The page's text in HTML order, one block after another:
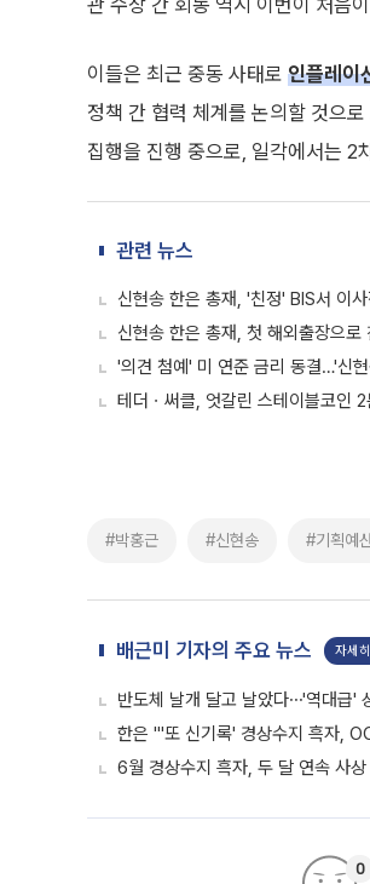
관 수장 간 회동 역시 이번이 처음
이들은 최근 중동 사태로 인플레이
정책 간 협력 체계를 논의할 것으
집행을 진행 중으로, 일각에서는 2
관련 뉴스
신현송 한은 총재, '친정' BIS서 이
신현송 한은 총재, 첫 해외출장으로
'의견 첨예' 미 연준 금리 동결…'신
테더ㆍ써클, 엇갈린 스테이블코인 2
#박홍근 #신현송 #기획예
배근미 기자의 주요 뉴스 자세
반도체 날개 달고 날았다⋯'역대급'
한은 "'또 신기록' 경상수지 흑자,
6월 경상수지 흑자, 두 달 연속 사
0